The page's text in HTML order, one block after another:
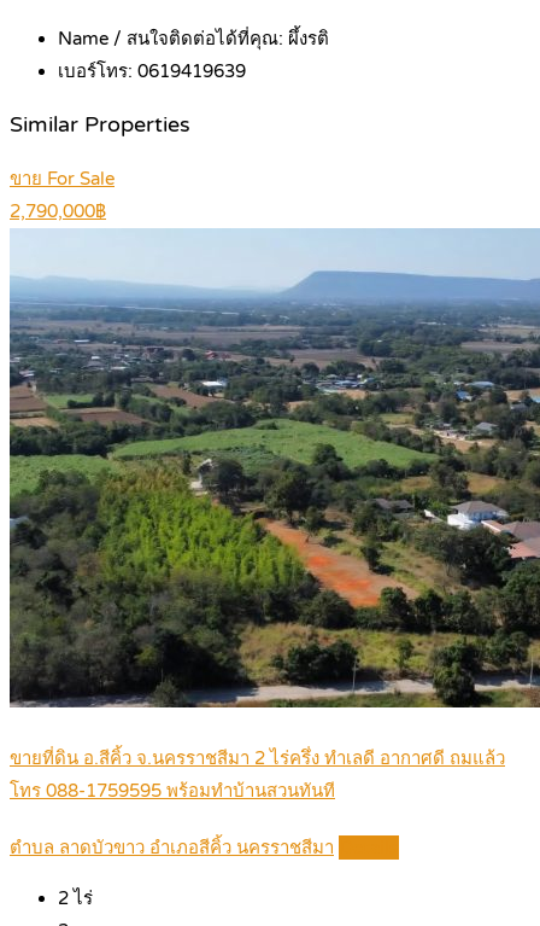
Name / สนใจติดต่อได้ที่คุณ: ผึ้งรติ
เบอร์โทร: 0619419639
Similar Properties
ขาย For Sale
2,790,000฿
ขายที่ดิน อ.สีคิ้ว จ.นครราชสีมา 2 ไร่ครึ่ง ทำเลดี อากาศดี ถมแล้ว
โทร 088-1759595 พร้อมทำบ้านสวนทันที
ตำบล ลาดบัวขาว อำเภอสีคิ้ว นครราชสีมา
2ไร่